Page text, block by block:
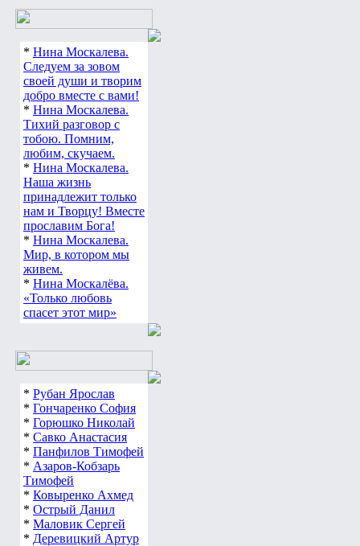
* Нина Москалева.
Следуем за зовом
своей души и творим
добро вместе с вами!
* Нина Москалева.
Тихий разговор с
тобою. Помним,
любим, скучаем.
* Нина Москалева.
Наша жизнь
принадлежит только
нам и Творцу! Вместе
прославим Бога!
* Нина Москалева.
Мир, в котором мы
живем.
* Нина Москалёва.
«Только любовь
спасет этот мир»
* Рубан Ярослав
* Гончаренко София
* Горюшко Николай
* Савко Анастасия
* Панфилов Тимофей
* Азаров-Кобзарь
Тимофей
* Ковыренко Ахмед
* Острый Данил
* Маловик Сергей
* Деревицкий Артур